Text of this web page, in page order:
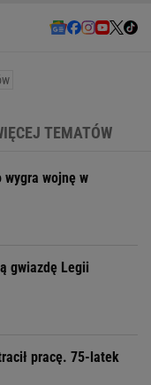
TEMATÓW
wygra wojnę w
gwiazdę Legii
pracę. 75-latek